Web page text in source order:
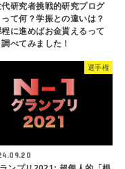
代研究者挑戦的研究プログ
て何？学振との違いは？
に進めばお金貰えるって
べてみました！
選手権